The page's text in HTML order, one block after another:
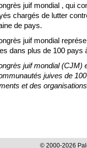
juif mondial , qui
chargés de lutter
de pays.
juif mondial
dans plus de 100 pays
juif mondial (CJM)
juives de
et des
© 2000-2026